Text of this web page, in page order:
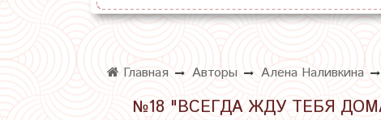
Главная Авторы Алена Наливкина
№18 "ВСЕГДА ЖДУ ТЕБЯ